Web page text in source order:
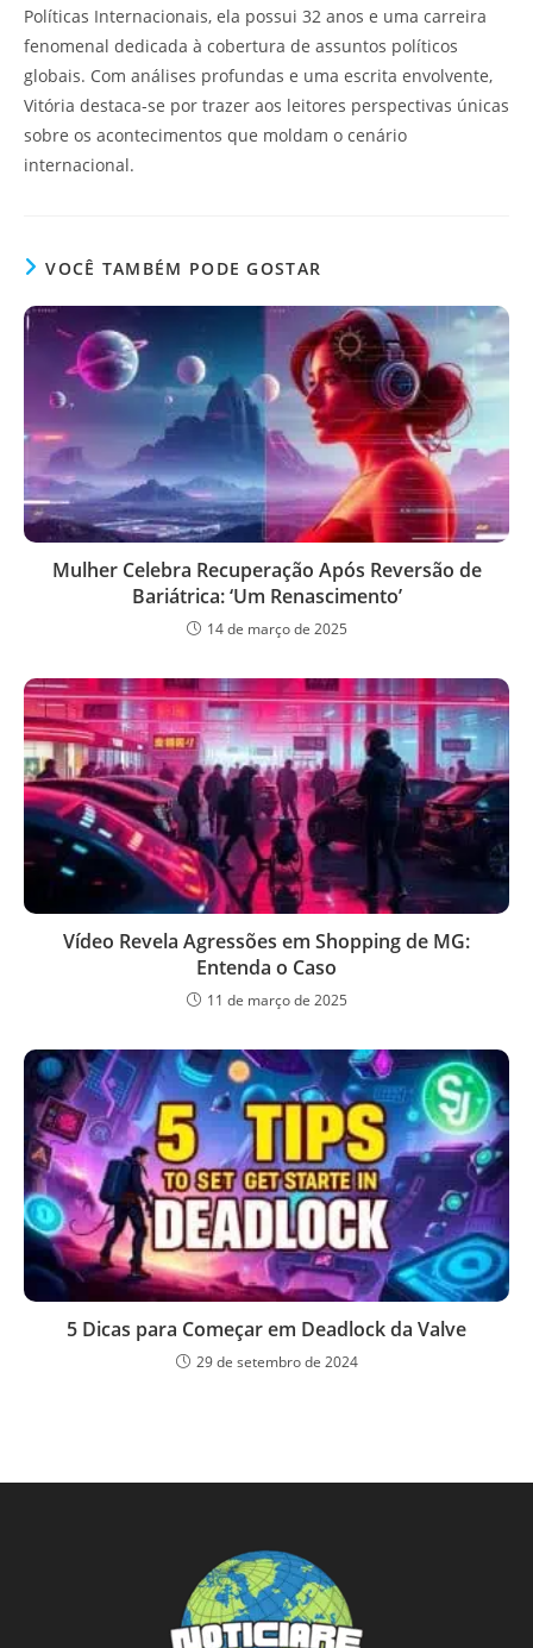
Políticas Internacionais, ela possui 32 anos e uma carreira
fenomenal dedicada à cobertura de assuntos políticos
globais. Com análises profundas e uma escrita envolvente,
Vitória destaca-se por trazer aos leitores perspectivas únicas
sobre os acontecimentos que moldam o cenário
internacional.
VOCÊ TAMBÉM PODE GOSTAR
Mulher Celebra Recuperação Após Reversão de
Bariátrica: ‘Um Renascimento’
14 de março de 2025
Vídeo Revela Agressões em Shopping de MG:
Entenda o Caso
11 de março de 2025
5 Dicas para Começar em Deadlock da Valve
29 de setembro de 2024